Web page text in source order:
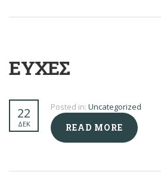
ΕΥΧΕΣ
22
ΔΕΚ
Posted in: Uncategorized
READ MORE